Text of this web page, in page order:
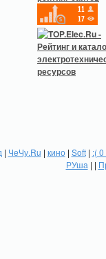
| ЧеЧу.Ru | кино| Soft| :(
РУша | |